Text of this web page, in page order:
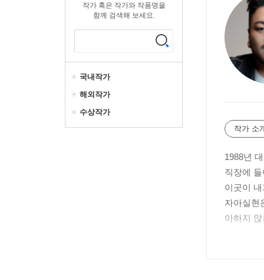
작가 혹은 작가와 작품명을
함께 검색해 보세요.
국내작가
해외작가
수상작가
작가 소
1988년
직장에
이곳이
자아실현
아하지